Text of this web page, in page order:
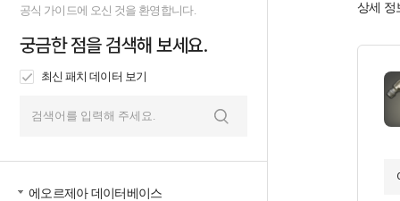
공식 가이드에 오신 것을 환영합니다.
궁금한 점을 검색해 보세요.
최신 패치 데이터 보기
에오르제아 데이터베이스
상세 정